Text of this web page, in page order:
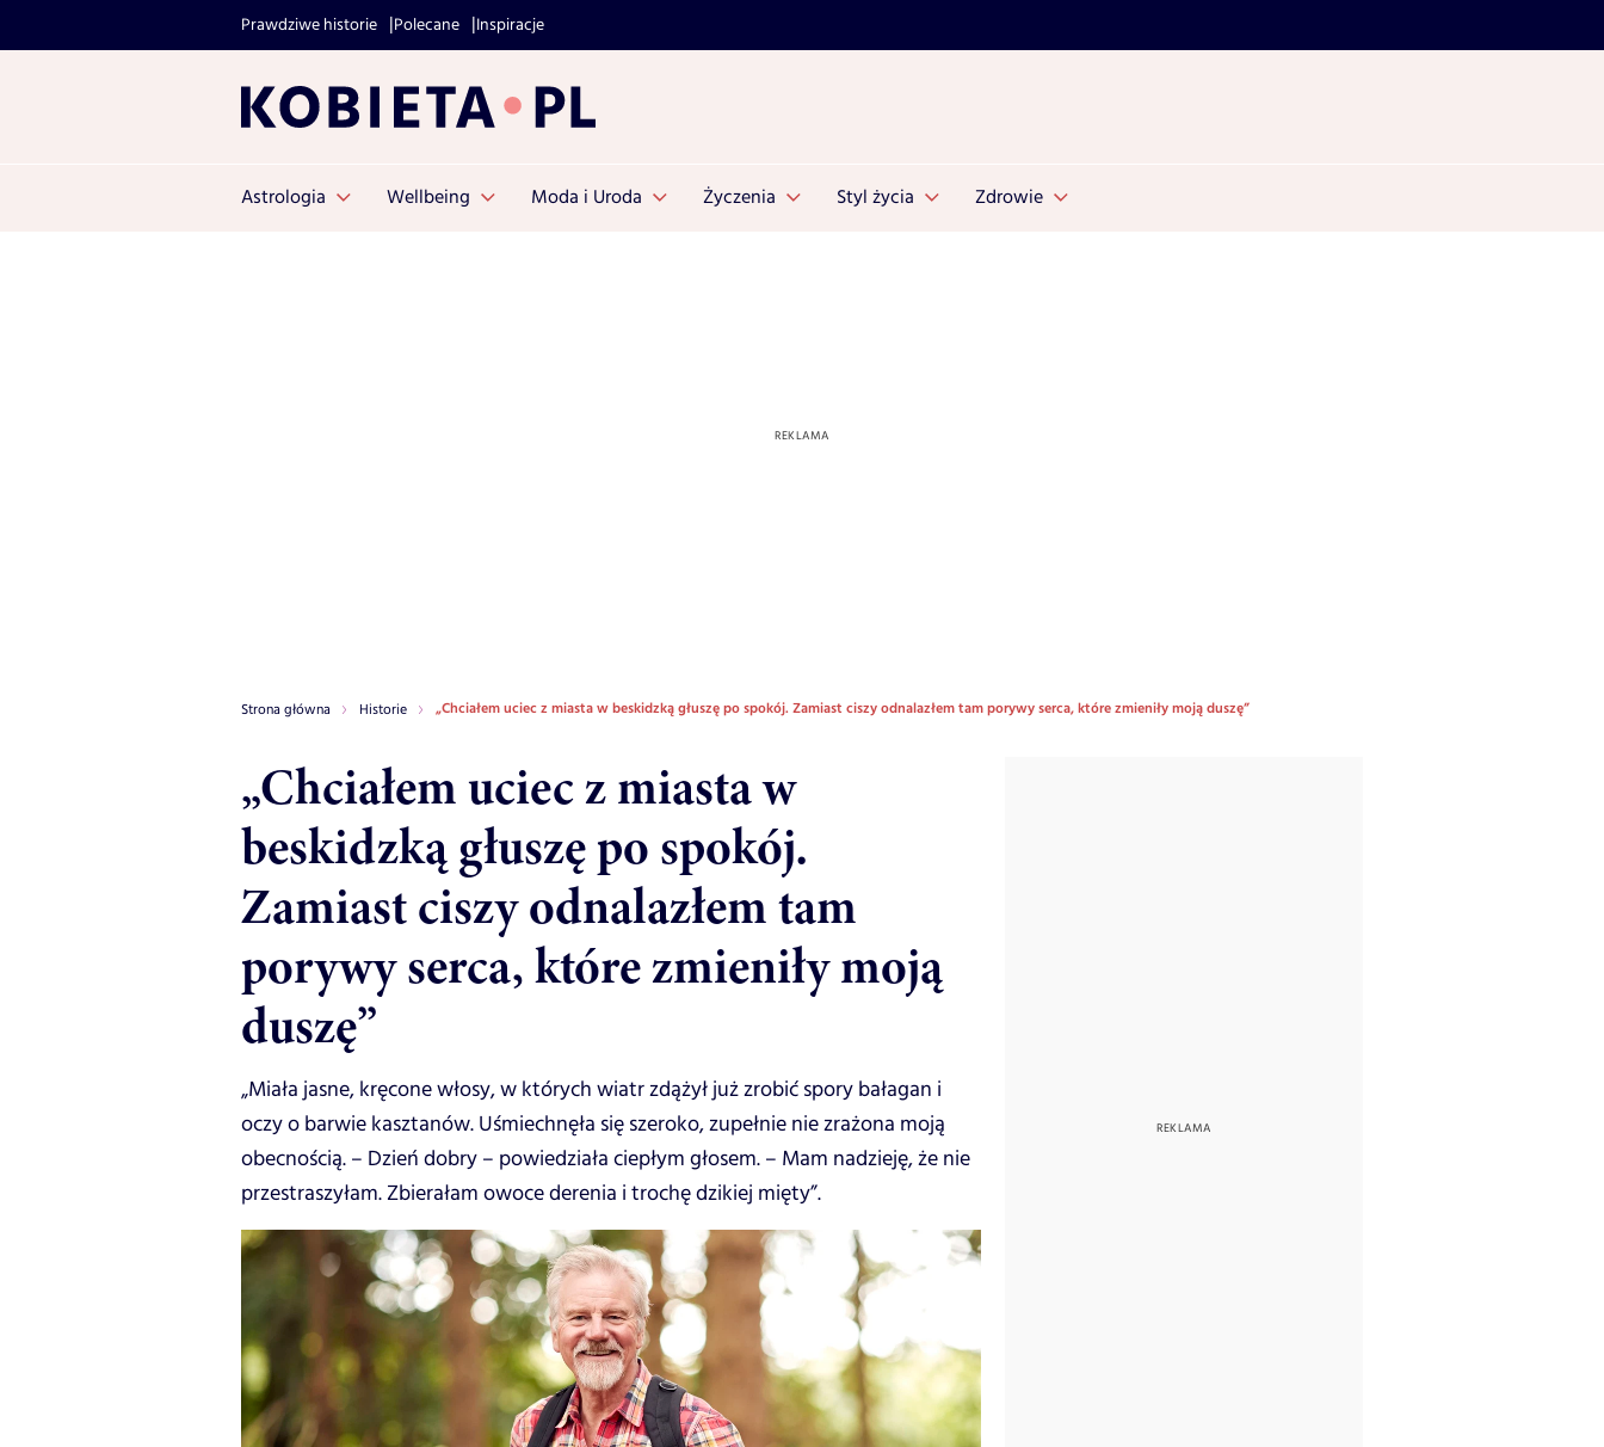
Prawdziwe historie Polecane Inspiracje
Astrologia Wellbeing Moda i Uroda Życzenia Styl życia Zdrowie
Strona główna Historie „Chciałem uciec z miasta w beskidzką głuszę po spokój. Zamiast ciszy odnalazłem tam porywy serca, które zmieniły moją duszę”
„Chciałem uciec z miasta w
beskidzką głuszę po spokój.
Zamiast ciszy odnalazłem tam
porywy serca, które zmieniły moją
duszę”
„Miała jasne, kręcone włosy, w których wiatr zdążył już zrobić spory bałagan i
oczy o barwie kasztanów. Uśmiechnęła się szeroko, zupełnie nie zrażona moją
obecnością. – Dzień dobry – powiedziała ciepłym głosem. – Mam nadzieję, że nie
przestraszyłam. Zbierałam owoce derenia i trochę dzikiej mięty”.